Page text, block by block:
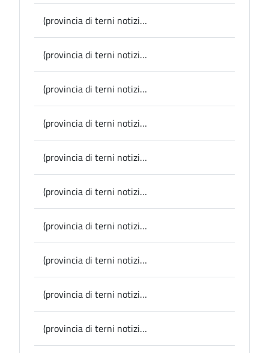
(provincia di terni notizie) Monteleone di Orvieto, ispirato al Perugino il programma di eventi per il 2023
(provincia di terni notizie) Provincia, info viabilità: lavori alla rete idrica a Sant’Antimo di Stroncone, attivato un senso unico alternato fino al 30 giugno
(provincia di terni notizie) Amerino Tipico, un concorso fotografico per promuovere paesaggio, cultura ed enogastronomia
(provincia di terni notizie) Narni, il Comune studia nuovi approcci per le politiche giovanili con l’iniziativa “Cosa conta per me”
(provincia di terni notizie) Calvi dell’Umbria, il Comune vince il bando Pnrr per il Monastero delle Orsoline
(provincia di terni notizie) Provincia, viabilità: al via i lavori per il nuovo asfalto nei centri abitati di Allerona e dello scalo
(provincia di terni notizie) Acquasparta, approvazione II stralcio della Ss 685 “Tre Valli”, Montani: “opera fondamentale per il nostro sviluppo, attrarrà imprese e abitanti”
(provincia di terni notizie) Giovani in Cantiere, oggi al PalaSì di Terni la Fiera del Lavoro promossa dalla Provincia di Terni
(provincia di terni notizie) Provincia, convocato per giovedì il Consiglio provinciale: all’ordine del giorno le surroghe dei consiglieri decaduti
(provincia di terni notizie) Narni, due giorni dedicati al “Trekking del Ciliegiolo”